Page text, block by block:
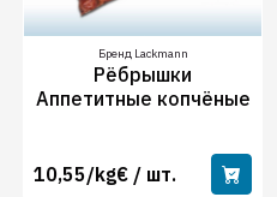
Бренд Lackmann
Рёбрышки
Аппетитные копчёные
10,55/kg€ / шт.